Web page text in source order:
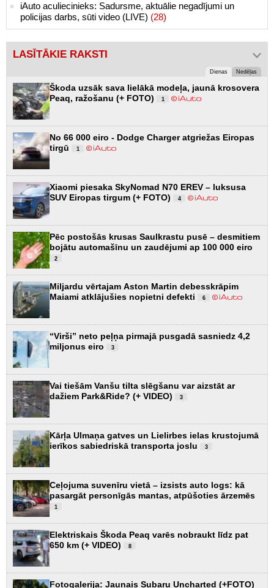
iAuto aculiecinieks: Sadursme, aktuālie negadījumi un
policijas darbs, sūti video (LIVE) (28)
LASĪTĀKIE RAKSTI
Dienas Nedēļas
Škoda uzsāk sava lielākā modeļa, jaunā krosovera
Peaq, ražošanu (+ FOTO)
1
No 66 000 eiro - Dodge Charger atgriežas Eiropas
tirgū
1
Xiaomi piesaka SkyNomad N70 EREV – luksusa
SUV Eiropas tirgum (+ FOTO)
4
Pēc postošās krusas Saulkrastu pusē – desmitiem
bojātu automašīnu un zaudējumi ap 100 000 eiro
2
Miljardu vērtajam Aston Martin debesskrāpim
Maiami atklājušies nopietni defekti
6
“Virši” neto peļņa pirmajā pusgadā sasniedz 4,2
miljonus eiro
3
Vai tiešām Vanšu tilta slēgšanu var aizstāt ar
dažiem Park&Ride? (+ VIDEO)
3
Kārļa Ulmaņa gatves un Lielirbes ielas krustojumā
ierīkos sabiedriskā transporta joslu
3
Ceļojuma suvenīru vietā – izsists auto logs: kā
pasargāt personīgās mantas, atpūšoties ārzemēs
1
Elektriskais Škoda Peaq varēs nobraukt līdz pat
650 km (+ VIDEO)
8
Fotogalerija: Jaunais Subaru Uncharted (+FOTO)